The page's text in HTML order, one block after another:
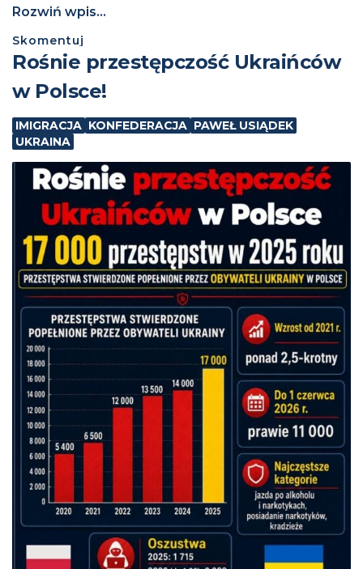
Rozwiń wpis...
Skomentuj
Rośnie przestępczość Ukraińców
w Polsce!
IMIGRACJA KONFEDERACJA PAWEŁ USIĄDEK
UKRAINA